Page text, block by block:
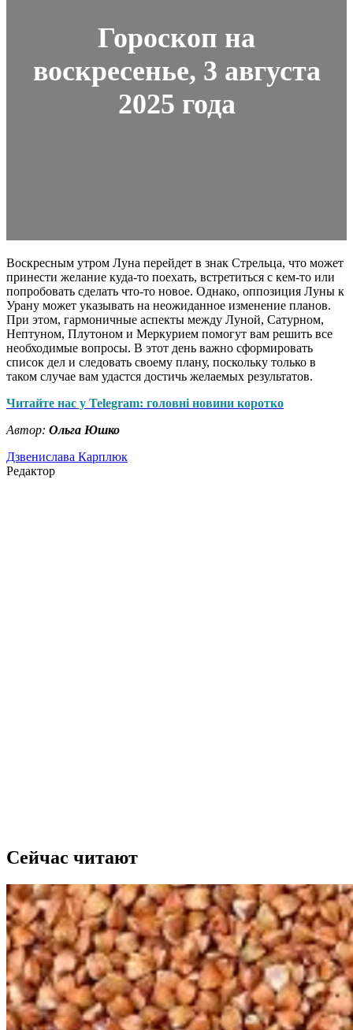
Гороскоп на
воскресенье, 3 августа
2025 года
Воскресным утром Луна перейдет в знак Стрельца, что может
принести желание куда-то поехать, встретиться с кем-то или
попробовать сделать что-то новое. Однако, оппозиция Луны к
Урану может указывать на неожиданное изменение планов.
При этом, гармоничные аспекты между Луной, Сатурном,
Нептуном, Плутоном и Меркурием помогут вам решить все
необходимые вопросы. В этот день важно сформировать
список дел и следовать своему плану, поскольку только в
таком случае вам удастся достичь желаемых результатов.
Читайте нас у Telegram: головні новини коротко
Автор: Ольга Юшко
Дзвенислава Карплюк
Редактор
Сейчас читают